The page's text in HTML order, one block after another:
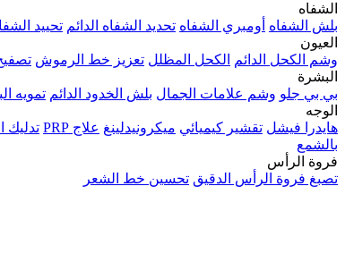
الشفاه
بلش الشفاه أومبري الشفاه تحديد الشفاه الدائم تحييد
العيون
وشم الكحل الدائم
الكحل المظلل تعزيز خط الرموش
البشرة
بي بي جلو وشم علامات الجمال بلش الخدود الدائم تمويه
الوجه
هايدرا فيشل تقشير كيميائي ميكرونيدلينغ علاج PRP تدليك
بالشمع
فروة الرأس
تصبغ فروة الرأس الدقيق تحسين خط الشعر